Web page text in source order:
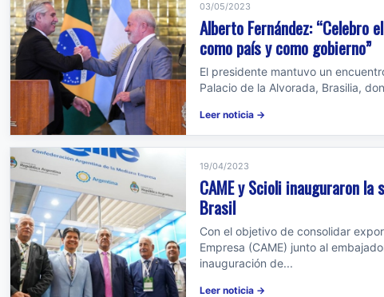
03/05/2023
Alberto Fernández: “Celebro
como país y como gobierno”
El presidente mantuvo un
Palacio de la Alvorada, Brasilia,
Leer noticia →
19/04/2023
CAME y Scioli inauguraron
Brasil
Con el objetivo de consolidar
Empresa (CAME) junto al
inauguración de...
Leer noticia →